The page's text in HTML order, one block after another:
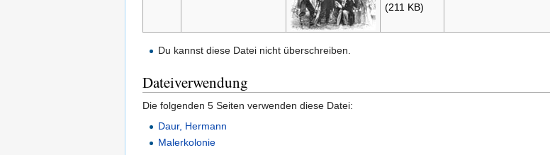
(211 KB)
Du kannst diese Datei nicht überschreiben.
Dateiverwendung
Die folgenden 5 Seiten verwenden diese Datei:
Daur, Hermann
Malerkolonie